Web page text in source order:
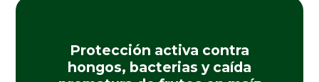
Protección activa contra
hongos, bacterias y caída